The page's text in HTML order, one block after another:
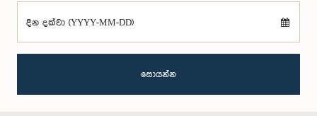
දින දක්වා (YYYY-MM-DD)
සොයන්න